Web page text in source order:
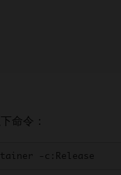
命令：
-c:Release